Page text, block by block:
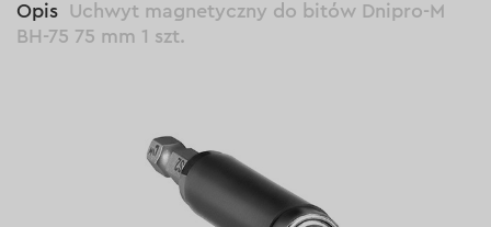
Opis
Uchwyt magnetyczny do bitów Dnipro-M
BH-75 75 mm 1 szt.